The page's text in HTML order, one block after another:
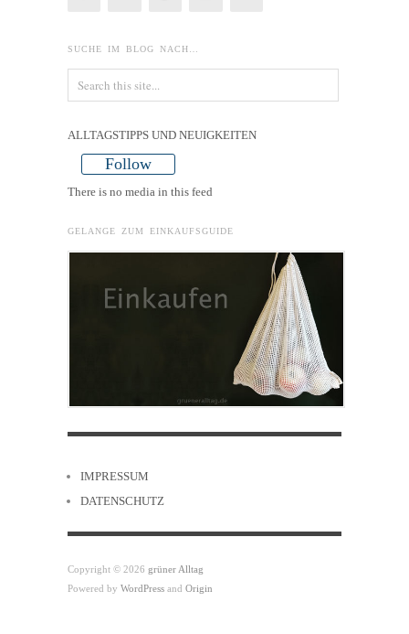
SUCHE IM BLOG NACH…
ALLTAGSTIPPS UND NEUIGKEITEN
Follow
There is no media in this feed
GELANGE ZUM EINKAUFSGUIDE
IMPRESSUM
DATENSCHUTZ
Copyright © 2026 grüner Alltag
Powered by WordPress and Origin